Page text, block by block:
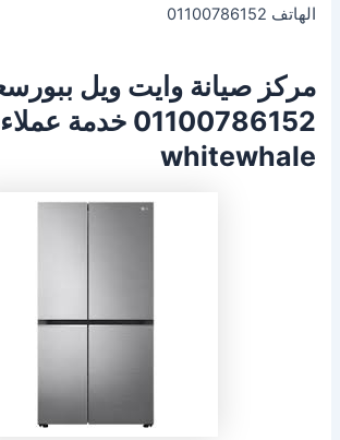
الهاتف 01100786152
مركز صيانة وايت ويل
01100786152 خدمة عملاء
whitewhale